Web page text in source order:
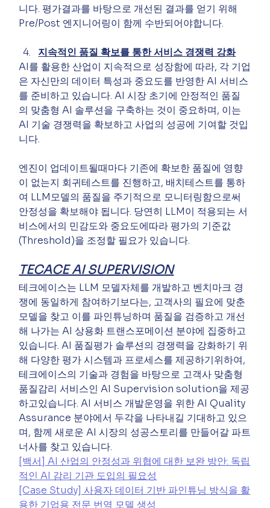
니다. 평가결과를 바탕으로 개선된 결과를 얻기 위해
Pre/Post 엔지니어링이 함께 수반되어야합니다.
지속적인 품질 확보를 통한 서비스 경쟁력 강화
AI를 활용한 산업이 지속적으로 성장함에 따라, 각 기업
은 자신만의 데이터 특성과 중요도를 반영한 AI 서비스
를 준비하고 있습니다. AI 시장 초기에 안정적인 품질
의 맞춤형 AI 솔루션을 구축하는 것이 중요하며, 이는
AI 기술 경쟁력을 확보하고 사업의 성공에 기여할 것입
니다.
엔진이 업데이트될때마다 기존에 확보한 품질에 영향
이 없는지 회귀테스트를 진행하고, 배치테스트를 통하
여 LLM모델의 품질을 주기적으로 모니터링함으로써
안정성을 확보해야 됩니다. 당연히 LLM이 적용되는 서
비스에서의 민감도와 중요도에따라 평가의 기준값
(Threshold)을 조정할 필요가 있습니다.
TECACE AI SUPERVISION
테크에이스는 LLM 모델자체를 개발하고 벤치마크 경
쟁에 동일하게 참여하기보다는, 고객사의 필요에 맞춘
모델을 찾고 이를 파인튜닝하며 품질을 검증하고 개선
해 나가는 AI 상용화 트랜스포메이션 분야에 집중하고
있습니다. AI 품질평가 솔루션의 경쟁력을 강화하기 위
해 다양한 평가 시스템과 프로세스를 제공하기위하여,
테크에이스의 기술과 경험을 바탕으로 고객사 맞춤형
품질감리 서비스인 AI Supervision solution을 제공
하고있습니다. AI 서비스 개발운영을 위한 AI Quality
Assurance 분야에서 두각을 나타내길 기대하고 있으
며, 함께 새로운 AI 시장의 성공스토리를 만들어갈 파트
너사를 찾고 있습니다.
[백서] AI 산업의 안정성과 위협에 대한 보완 방안: 독립
적인 AI 감리 기관 도입의 필요성
[Case Study] 사용자 데이터 기반 파인튜닝 방식을 활
용한 기업용 전문 번역 모델 생성